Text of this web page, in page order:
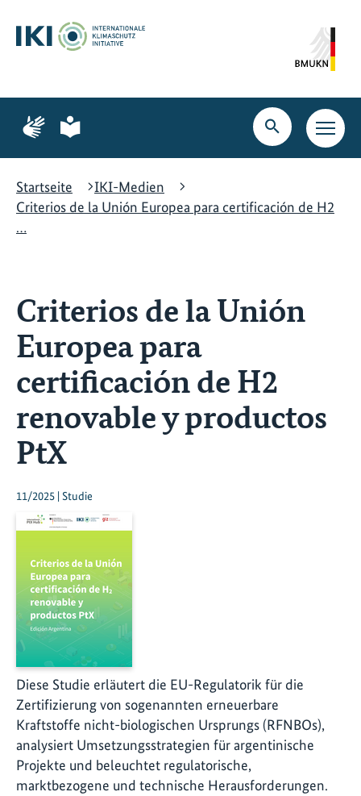
Hauptinhalt
springen
Suche
springen
Hauptnavigation
springen
Zur
Seite
Gebärdensprache
Zur
Seite
leichte
Suche
öffnen
Startseite
IKI-Medien
Criterios de la Unión Europea para certificación de H2
…
Criterios de la Unión
Europea para
certificación de H2
renovable y productos
PtX
11/2025 | Studie
Diese Studie erläutert die EU-Regulatorik für die
Zertifizierung von sogenannten erneuerbare
Kraftstoffe nicht-biologischen Ursprungs (RFNBOs),
analysiert Umsetzungsstrategien für argentinische
Projekte und beleuchtet regulatorische,
marktbezogene und technische Herausforderungen.